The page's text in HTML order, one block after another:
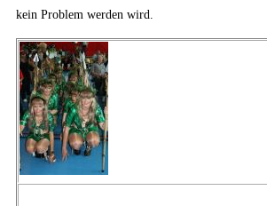
kein Problem werden wird.